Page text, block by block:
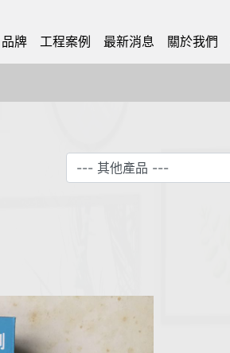
品牌 工程案例 最新消息 關於我們